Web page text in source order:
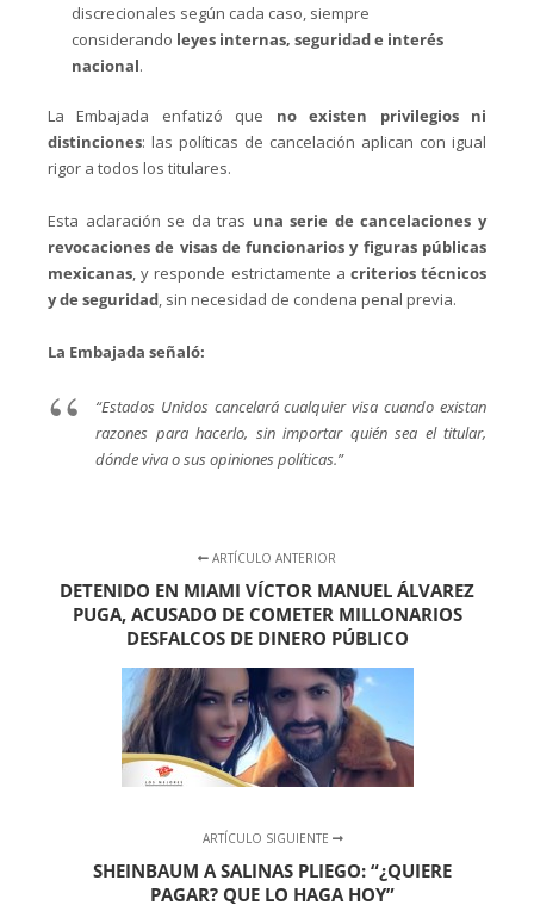
discrecionales según cada caso, siempre
considerando leyes internas, seguridad e interés
nacional.
La Embajada enfatizó que no existen privilegios ni
distinciones: las políticas de cancelación aplican con igual
rigor a todos los titulares.
Esta aclaración se da tras una serie de cancelaciones y
revocaciones de visas de funcionarios y figuras públicas
mexicanas, y responde estrictamente a criterios técnicos
y de seguridad, sin necesidad de condena penal previa.
La Embajada señaló:
“Estados Unidos cancelará cualquier visa cuando existan
razones para hacerlo, sin importar quién sea el titular,
dónde viva o sus opiniones políticas.”
ARTÍCULO ANTERIOR
DETENIDO EN MIAMI VÍCTOR MANUEL ÁLVAREZ
PUGA, ACUSADO DE COMETER MILLONARIOS
DESFALCOS DE DINERO PÚBLICO
ARTÍCULO SIGUIENTE
SHEINBAUM A SALINAS PLIEGO: “¿QUIERE
PAGAR? QUE LO HAGA HOY”